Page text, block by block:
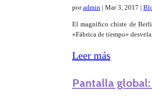
poradmin| Mar 3, 2017 |
El magnífico chiste de
«Fábrica de tiempo»
Leer más
Pantalla